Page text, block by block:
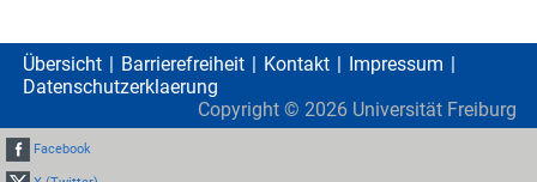
Übersicht Barrierefreiheit Kontakt
Impressum
Datenschutzerklaerung
Copyright © 2026 Universität Freiburg
Facebook